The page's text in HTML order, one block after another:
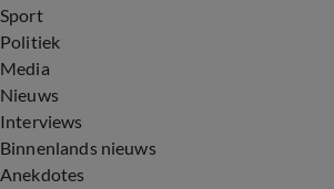
Sport
Politiek
Media
Nieuws
Interviews
Binnenlands nieuws
Anekdotes